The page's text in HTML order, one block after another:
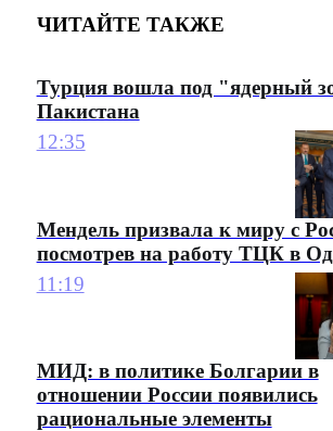
ЧИТАЙТЕ ТАКЖЕ
Турция вошла под "ядерный
Пакистана
12:35
Мендель призвала к миру с
посмотрев на работу ТЦК в
11:19
МИД: в политике Болгарии в
отношении России появились
рациональные элементы